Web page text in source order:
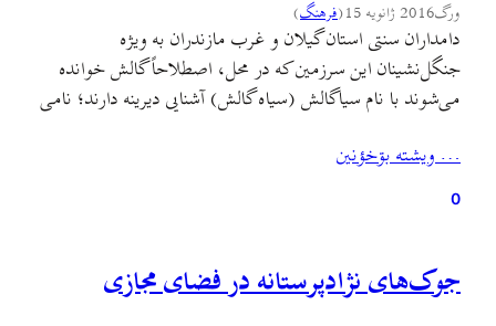
ورگ2016 ژانویه 15 (فرهنگ)
دامداران سنتی استان گیلان و غرب مازندران به ویژه
جنگل‌نشینان این سرزمين که در محل، اصطلاحاً گالش خوانده
می‌شوند با نام سیاگالش (سیاه گالش) آشنایی دیرینه دارند؛ نامی
ریش‌سفیدان نقل شده و شبح کمرنگی از آن تا این زمان سینه به
سینه به نسل…
… ويشته بۊخؤنين
0
جوک‌های نژادپرستانه در فضای مجازی